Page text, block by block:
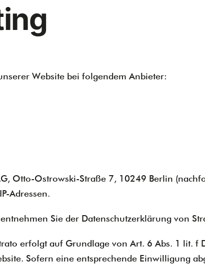
Website bei folgendem Anbieter:
Otto-Ostrowski-Straße 7, 10249 Berlin
Adressen.
Sie der Datenschutzerklärung von
erfolgt auf Grundlage von Art. 6 Abs. 1 lit. f
Sofern eine entsprechende Einwilligung